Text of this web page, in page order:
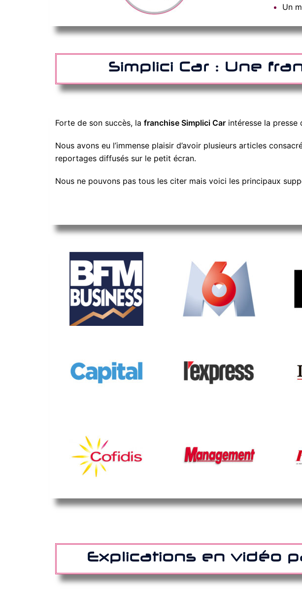
Un
Simplici Car : Une
Forte de son succès, la franchise Simplici Car intéresse la presse
Nous avons eu l’immense plaisir d’avoir plusieurs articles
reportages diffusés sur le petit écran.
Nous ne pouvons pas tous les citer mais voici les principaux
Explications en vidéo